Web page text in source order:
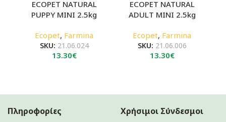
ECOPET NATURAL
PUPPY MINI 2.5kg
Ecopet, Farmina
SKU: 21.06.024
13.30€
ECOPET NATURAL
ADULT MINI 2.5kg
Ecopet, Farmina
SKU: 21.06.006
13.30€
Πληροφορίες
Χρήσιμοι Σύνδεσμοι